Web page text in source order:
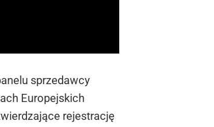
sprzedawcy
Europejskich
rejestrację